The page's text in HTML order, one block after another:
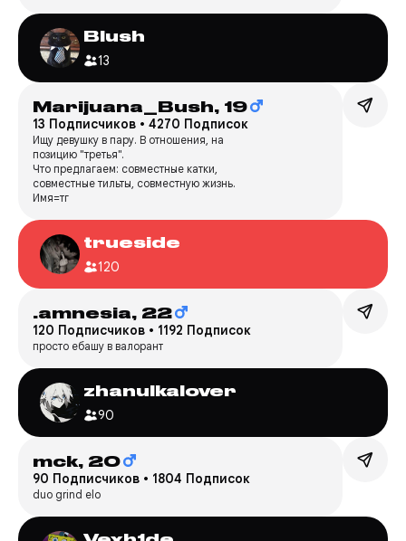
Blush
13
Marijuana_Bush, 19
13 Подписчиков • 4270 Подписок
Ищу девушку в пару. В отношения, на
позицию "третья".
Что предлагаем: совместные катки,
совместные тильты, совместную жизнь.
Имя=тг
trueside
120
.amnesia, 22
120 Подписчиков • 1192 Подписок
просто ебашу в валорант
zhanulkalover
90
mck, 20
90 Подписчиков • 1804 Подписок
duo grind elo